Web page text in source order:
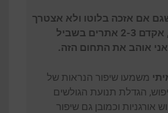
אם אזכה בלוטו ולא אצטרך
לעבוד כל החיים, אקדם 2-3 אתרים בשביל
אוהב את התחום הזה.
משמעו שיפור הנראות של
הגדלת תנועת הגולשים
אורגניות וכמובן גם שיפור